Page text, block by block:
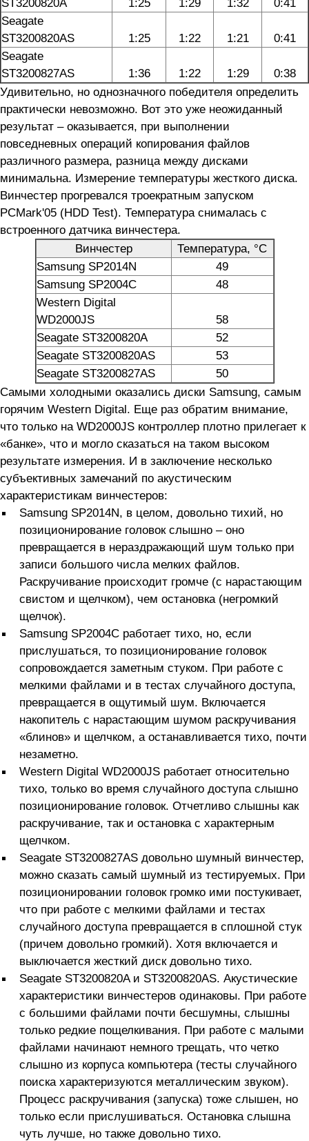
Seagate
ST3200820AS
1:25 1:22 1:21
0:41
Seagate
ST3200827AS
1:36 1:22 1:29
0:38
Удивительно, но однозначного победителя определить
практически невозможно. Вот это уже неожиданный
результат – оказывается, при выполнении
повседневных операций копирования файлов
различного размера, разница между дисками
минимальна. Измерение температуры жесткого диска.
Винчестер прогревался троекратным запуском
PCMark'05 (HDD Test). Температура снималась с
встроенного датчика винчестера.
Винчестер
Температура, °C
Samsung SP2014N
49
Samsung SP2004C
48
Western Digital
WD2000JS
58
Seagate ST3200820A
52
Seagate ST3200820AS
53
Seagate ST3200827AS
50
Самыми холодными оказались диски Samsung, самым
горячим Western Digital. Еще раз обратим внимание,
что только на WD2000JS контроллер плотно прилегает к
«банке», что и могло сказаться на таком высоком
результате измерения. И в заключение несколько
субъективных замечаний по акустическим
характеристикам винчестеров:
Samsung SP2014N, в целом, довольно тихий, но
позиционирование головок слышно – оно
превращается в нераздражающий шум только при
записи большого числа мелких файлов.
Раскручивание происходит громче (с нарастающим
свистом и щелчком), чем остановка (негромкий
щелчок).
Samsung SP2004C работает тихо, но, если
прислушаться, то позиционирование головок
сопровождается заметным стуком. При работе с
мелкими файлами и в тестах случайного доступа,
превращается в ощутимый шум. Включается
накопитель с нарастающим шумом раскручивания
«блинов» и щелчком, а останавливается тихо, почти
незаметно.
Western Digital WD2000JS работает относительно
тихо, только во время случайного доступа слышно
позиционирование головок. Отчетливо слышны как
раскручивание, так и остановка с характерным
щелчком.
Seagate ST3200827AS довольно шумный винчестер,
можно сказать самый шумный из тестируемых. При
позиционировании головок громко ими постукивает,
что при работе с мелкими файлами и тестах
случайного доступа превращается в сплошной стук
(причем довольно громкий). Хотя включается и
выключается жесткий диск довольно тихо.
Seagate ST3200820A и ST3200820AS. Акустические
характеристики винчестеров одинаковы. При работе
с большими файлами почти бесшумны, слышны
только редкие пощелкивания. При работе с малыми
файлами начинают немного трещать, что четко
слышно из корпуса компьютера (тесты случайного
поиска характеризуются металлическим звуком).
Процесс раскручивания (запуска) тоже слышен, но
только если прислушиваться. Остановка слышна
чуть лучше, но также довольно тихо.